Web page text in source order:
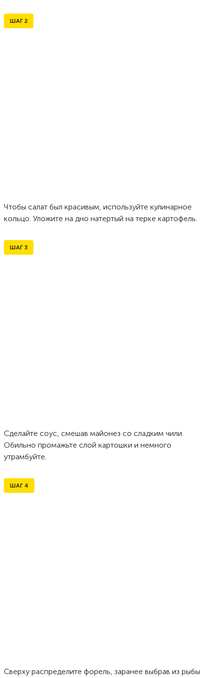
ШАГ 2
Чтобы салат был красивым, используйте кулинарное
кольцо. Уложите на дно натертый на терке картофель.
ШАГ 3
Сделайте соус, смешав майонез со сладким чили.
Обильно промажьте слой картошки и немного
утрамбуйте.
ШАГ 4
Сверху распределите форель, заранее выбрав из рыбы